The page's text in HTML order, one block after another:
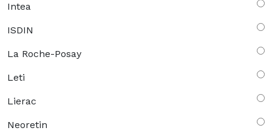
Intea
ISDIN
La Roche-Posay
Leti
Lierac
Neoretin